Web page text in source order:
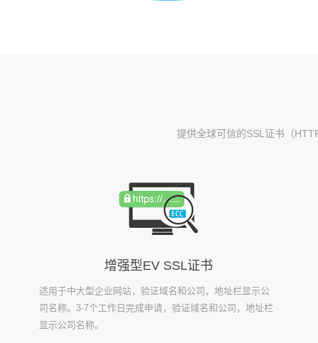
提供全球可信的SSL证书（
增强型EV SSL证书
适用于中大型企业网站，验证域名和公司，地址栏显示公
司名称。3-7个工作日完成申请，验证域名和公司，地址栏
显示公司名称。